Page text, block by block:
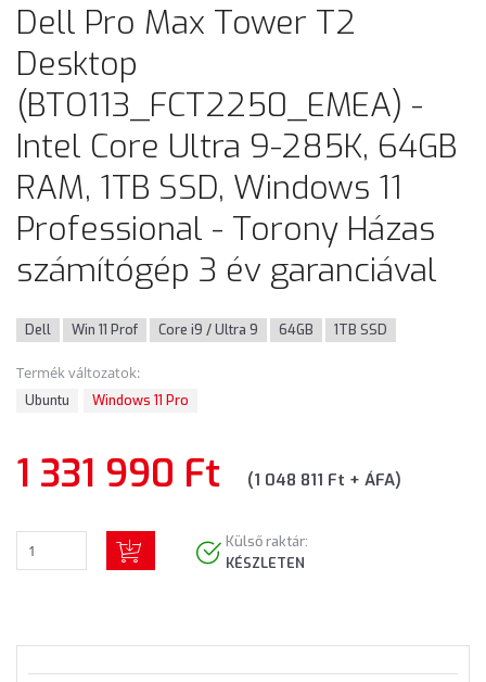
Dell Pro Max Tower T2
Desktop
(BTO113_FCT2250_EMEA) -
Intel Core Ultra 9-285K, 64GB
RAM, 1TB SSD, Windows 11
Professional - Torony Házas
számítógép 3 év garanciával
Dell Win 11 Prof Core i9 / Ultra 9 64GB 1TB SSD
Termék változatok:
Ubuntu Windows 11 Pro
1 331 990 Ft (1 048 811 Ft + ÁFA)
Külső raktár:
KÉSZLETEN